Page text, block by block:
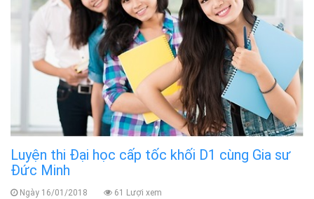
Luyện thi Đại học cấp tốc khối D1 cùng Gia sư
Đức Minh
Ngày 16/01/2018 61 Lượi xem